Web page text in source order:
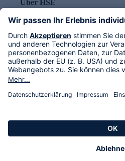
Über HSE
Im TV
HSE International